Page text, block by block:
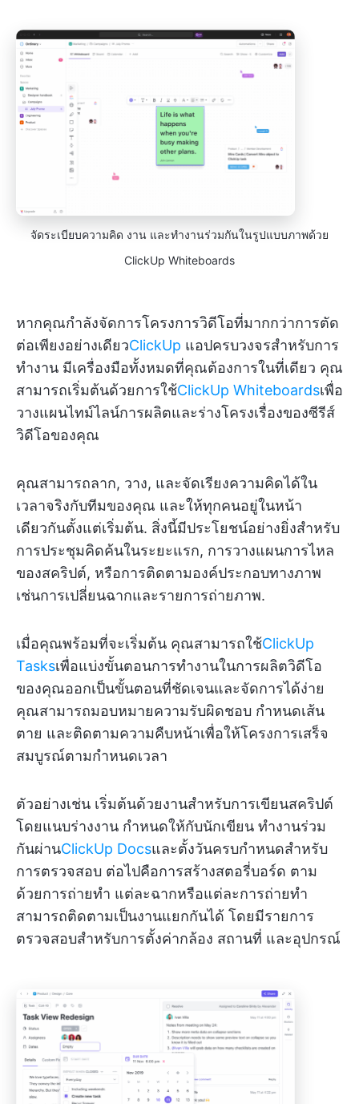
จัดระเบียบความคิด งาน และทำงานร่วมกันในรูปแบบภาพด้วย
ClickUp Whiteboards
หากคุณกำลังจัดการโครงการวิดีโอที่มากกว่าการตัด
ต่อเพียงอย่างเดียวClickUp แอปครบวงจรสำหรับการ
ทำงาน มีเครื่องมือทั้งหมดที่คุณต้องการในที่เดียว คุณ
สามารถเริ่มต้นด้วยการใช้ClickUp Whiteboardsเพื่อ
วางแผนไทม์ไลน์การผลิตและร่างโครงเรื่องของซีรีส์
วิดีโอของคุณ
คุณสามารถลาก, วาง, และจัดเรียงความคิดได้ใน
เวลาจริงกับทีมของคุณ และให้ทุกคนอยู่ในหน้า
เดียวกันตั้งแต่เริ่มต้น. สิ่งนี้มีประโยชน์อย่างยิ่งสำหรับ
การประชุมคิดค้นในระยะแรก, การวางแผนการไหล
ของสคริปต์, หรือการติดตามองค์ประกอบทางภาพ
เช่นการเปลี่ยนฉากและรายการถ่ายภาพ.
เมื่อคุณพร้อมที่จะเริ่มต้น คุณสามารถใช้ClickUp
Tasksเพื่อแบ่งขั้นตอนการทำงานในการผลิตวิดีโอ
ของคุณออกเป็นขั้นตอนที่ชัดเจนและจัดการได้ง่าย
คุณสามารถมอบหมายความรับผิดชอบ กำหนดเส้น
ตาย และติดตามความคืบหน้าเพื่อให้โครงการเสร็จ
สมบูรณ์ตามกำหนดเวลา
ตัวอย่างเช่น เริ่มต้นด้วยงานสำหรับการเขียนสคริปต์
โดยแนบร่างงาน กำหนดให้กับนักเขียน ทำงานร่วม
กันผ่านClickUp Docsและตั้งวันครบกำหนดสำหรับ
การตรวจสอบ ต่อไปคือการสร้างสตอรี่บอร์ด ตาม
ด้วยการถ่ายทำ แต่ละฉากหรือแต่ละการถ่ายทำ
สามารถติดตามเป็นงานแยกกันได้ โดยมีรายการ
ตรวจสอบสำหรับการตั้งค่ากล้อง สถานที่ และอุปกรณ์